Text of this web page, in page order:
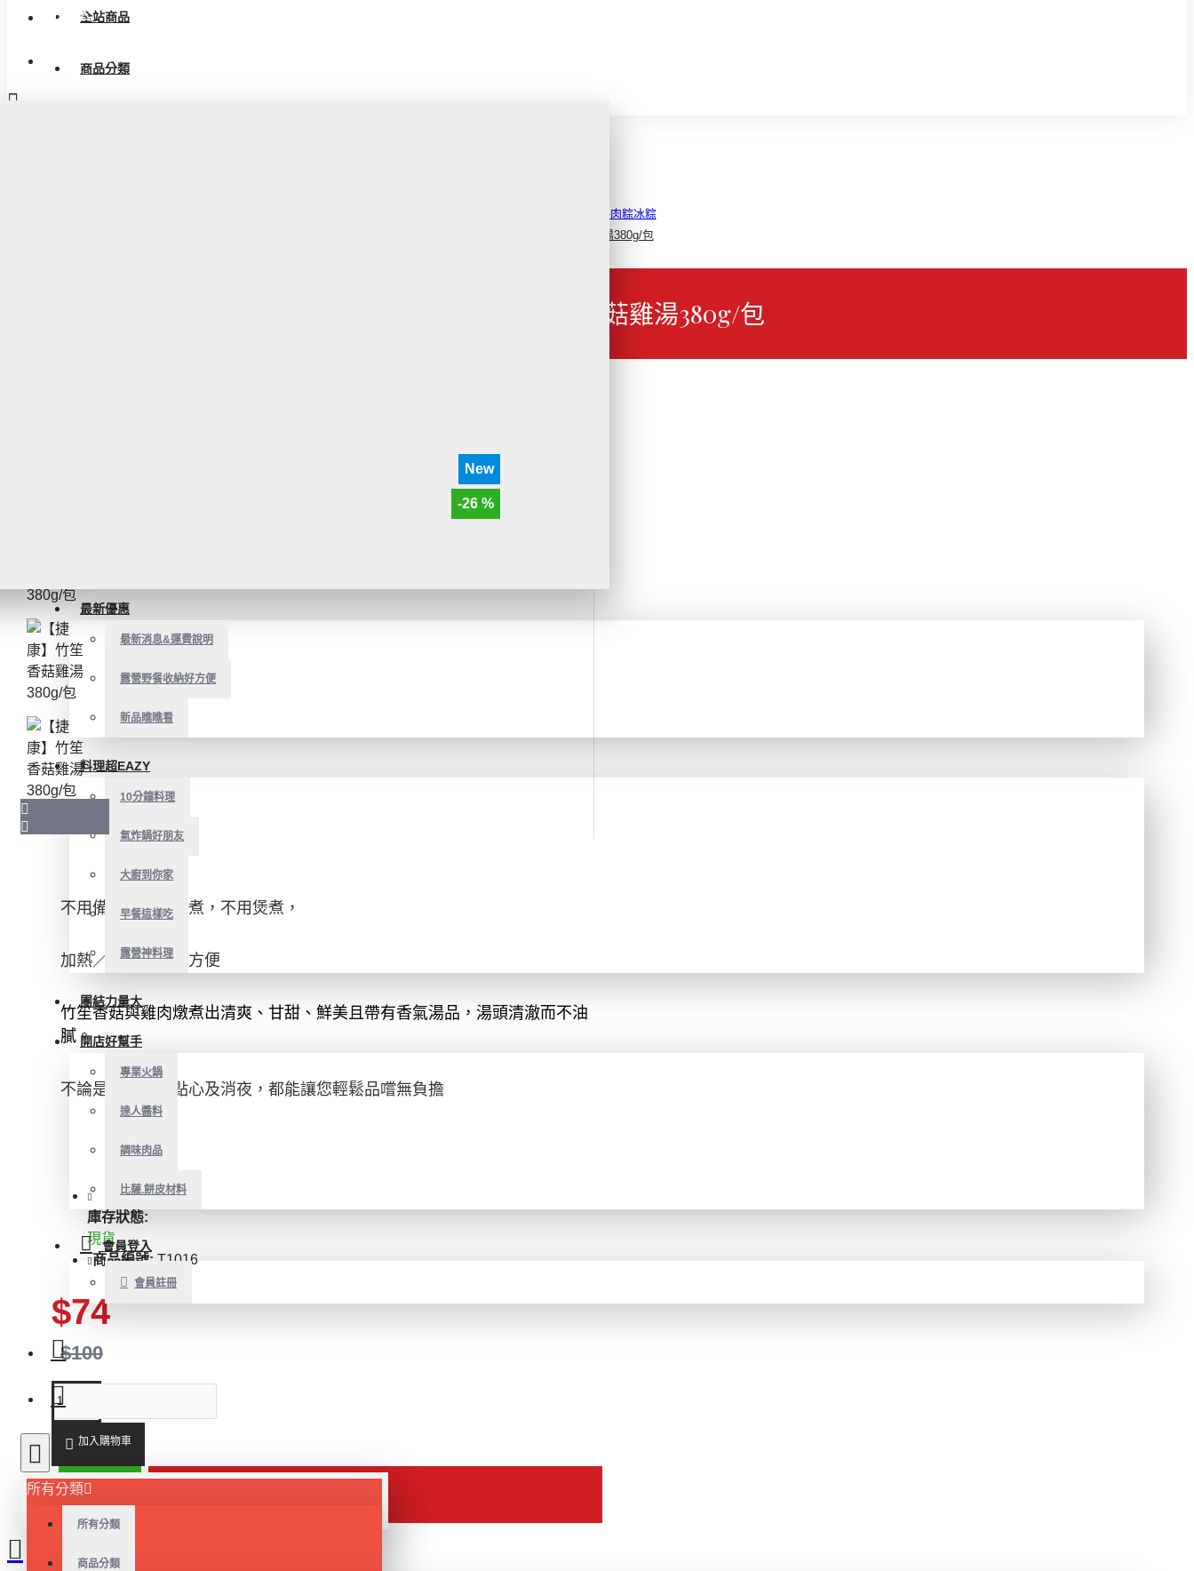
全站商品
商品分類
最新優惠
最新消息&運費說明
露營野餐收納好方便
新品瞧瞧看
料理超EAZY
10分鐘料理
氣炸鍋好朋友
大廚到你家
早餐這樣吃
露營神料理
團結力量大
開店好幫手
專業火鍋
達人醬料
調味肉品
比薩.餅皮材料
會員登入
會員註冊
所有分類
所有分類
商品分類
會員登入
好運攏粽來!!!精選端午肉粽冰粽
【捷康】竹笙香菇雞湯380g/包
【捷康】竹笙香菇雞湯380g/包
New
-26 %
不用備料，不用燉煮，不用煲煮，
加熱／拆包微波超方便
竹笙香菇與雞肉燉煮出清爽、甘甜、鮮美且帶有香氣湯品 ，湯頭清澈而不油
膩。
不論是當正餐或點心及消夜，都能讓您輕鬆品嚐無負擔
庫存狀態:
現貨
商品編號: T1016
$74
$100
加入購物車